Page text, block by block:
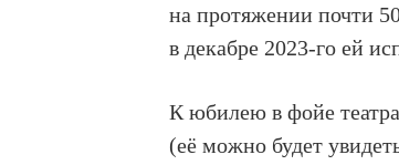
на протяжении почти
в декабре 2023-го ей
К юбилею в фойе
(её можно будет